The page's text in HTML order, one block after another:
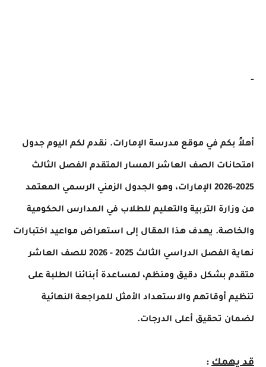
بكم في موقع مدرسة الإمارات. نقدم لكم اليوم جدول
الصف العاشر المسار المتقدم الفصل الثالث
2025-2026 الإمارات، وهو الجدول الزمني الرسمي المعتمد
التربية والتعليم للطلاب في المدارس الحكومية
يهدف هذا المقال إلى استعراض مواعيد اختبارات
نهاية الفصل الدراسي الثالث 2025 - 2026 للصف العاشر
بشكل دقيق ومنظم، لمساعدة أبنائنا الطلبة على
أوقاتهم والاستعداد الأمثل للمراجعة النهائية
تحقيق أعلى الدرجات.
: